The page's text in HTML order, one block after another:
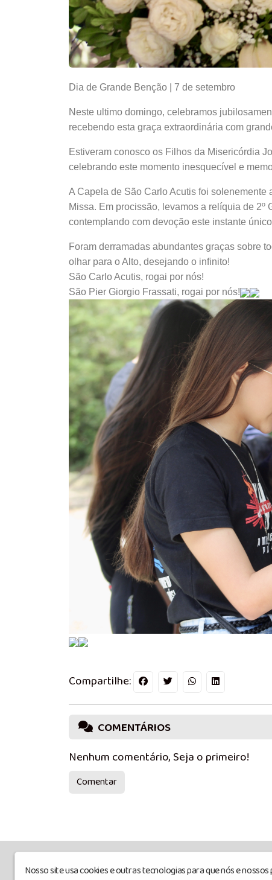
Dia de Grande Benção | 7 de setembro
Neste ultimo domingo, celebramos
recebendo esta graça extraordinária com
Estiveram conosco os Filhos da Misericórdia
celebrando este momento inesquecível e
A Capela de São Carlo Acutis foi
Missa. Em procissão, levamos a relíquia de
contemplando com devoção este instante
Foram derramadas abundantes graças sobre
olhar para o Alto, desejando o infinito!
São Carlo Acutis, rogai por nós!
São Pier Giorgio Frassati, rogai por nós!
Compartilhe:
COMENTÁRIOS
Nenhum comentário, Seja o primeiro!
Comentar
Nosso site usa cookies e outras tecnologias para que nós e